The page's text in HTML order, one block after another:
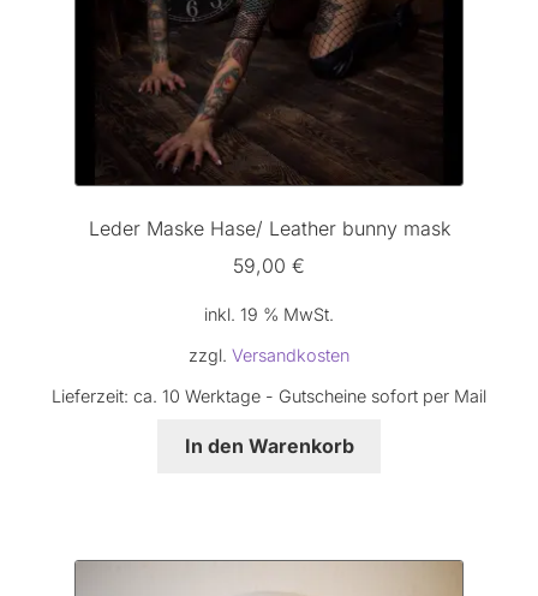
Leder Maske Hase/ Leather bunny mask
59,00 €
inkl. 19 % MwSt.
zzgl. Versandkosten
Lieferzeit: ca. 10 Werktage - Gutscheine sofort per Mail
In den Warenkorb